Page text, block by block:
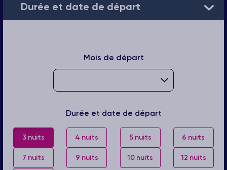
Durée et date de départ
Mois de départ
Durée et date de départ
3 nuits 4 nuits 5 nuits 6 nuits
7 nuits 9 nuits 10 nuits 12 nuits